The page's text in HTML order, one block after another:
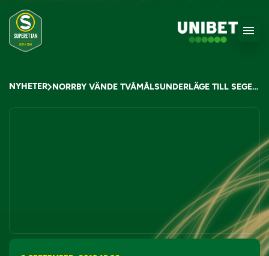
NYHETER NORRBY VÄNDE TVÅMÅLSUNDERLÄGE TILL SEGER MOT FREJ